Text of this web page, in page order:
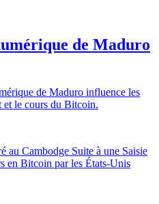
de Maduro
de Maduro influence les
et le cours du Bitcoin.